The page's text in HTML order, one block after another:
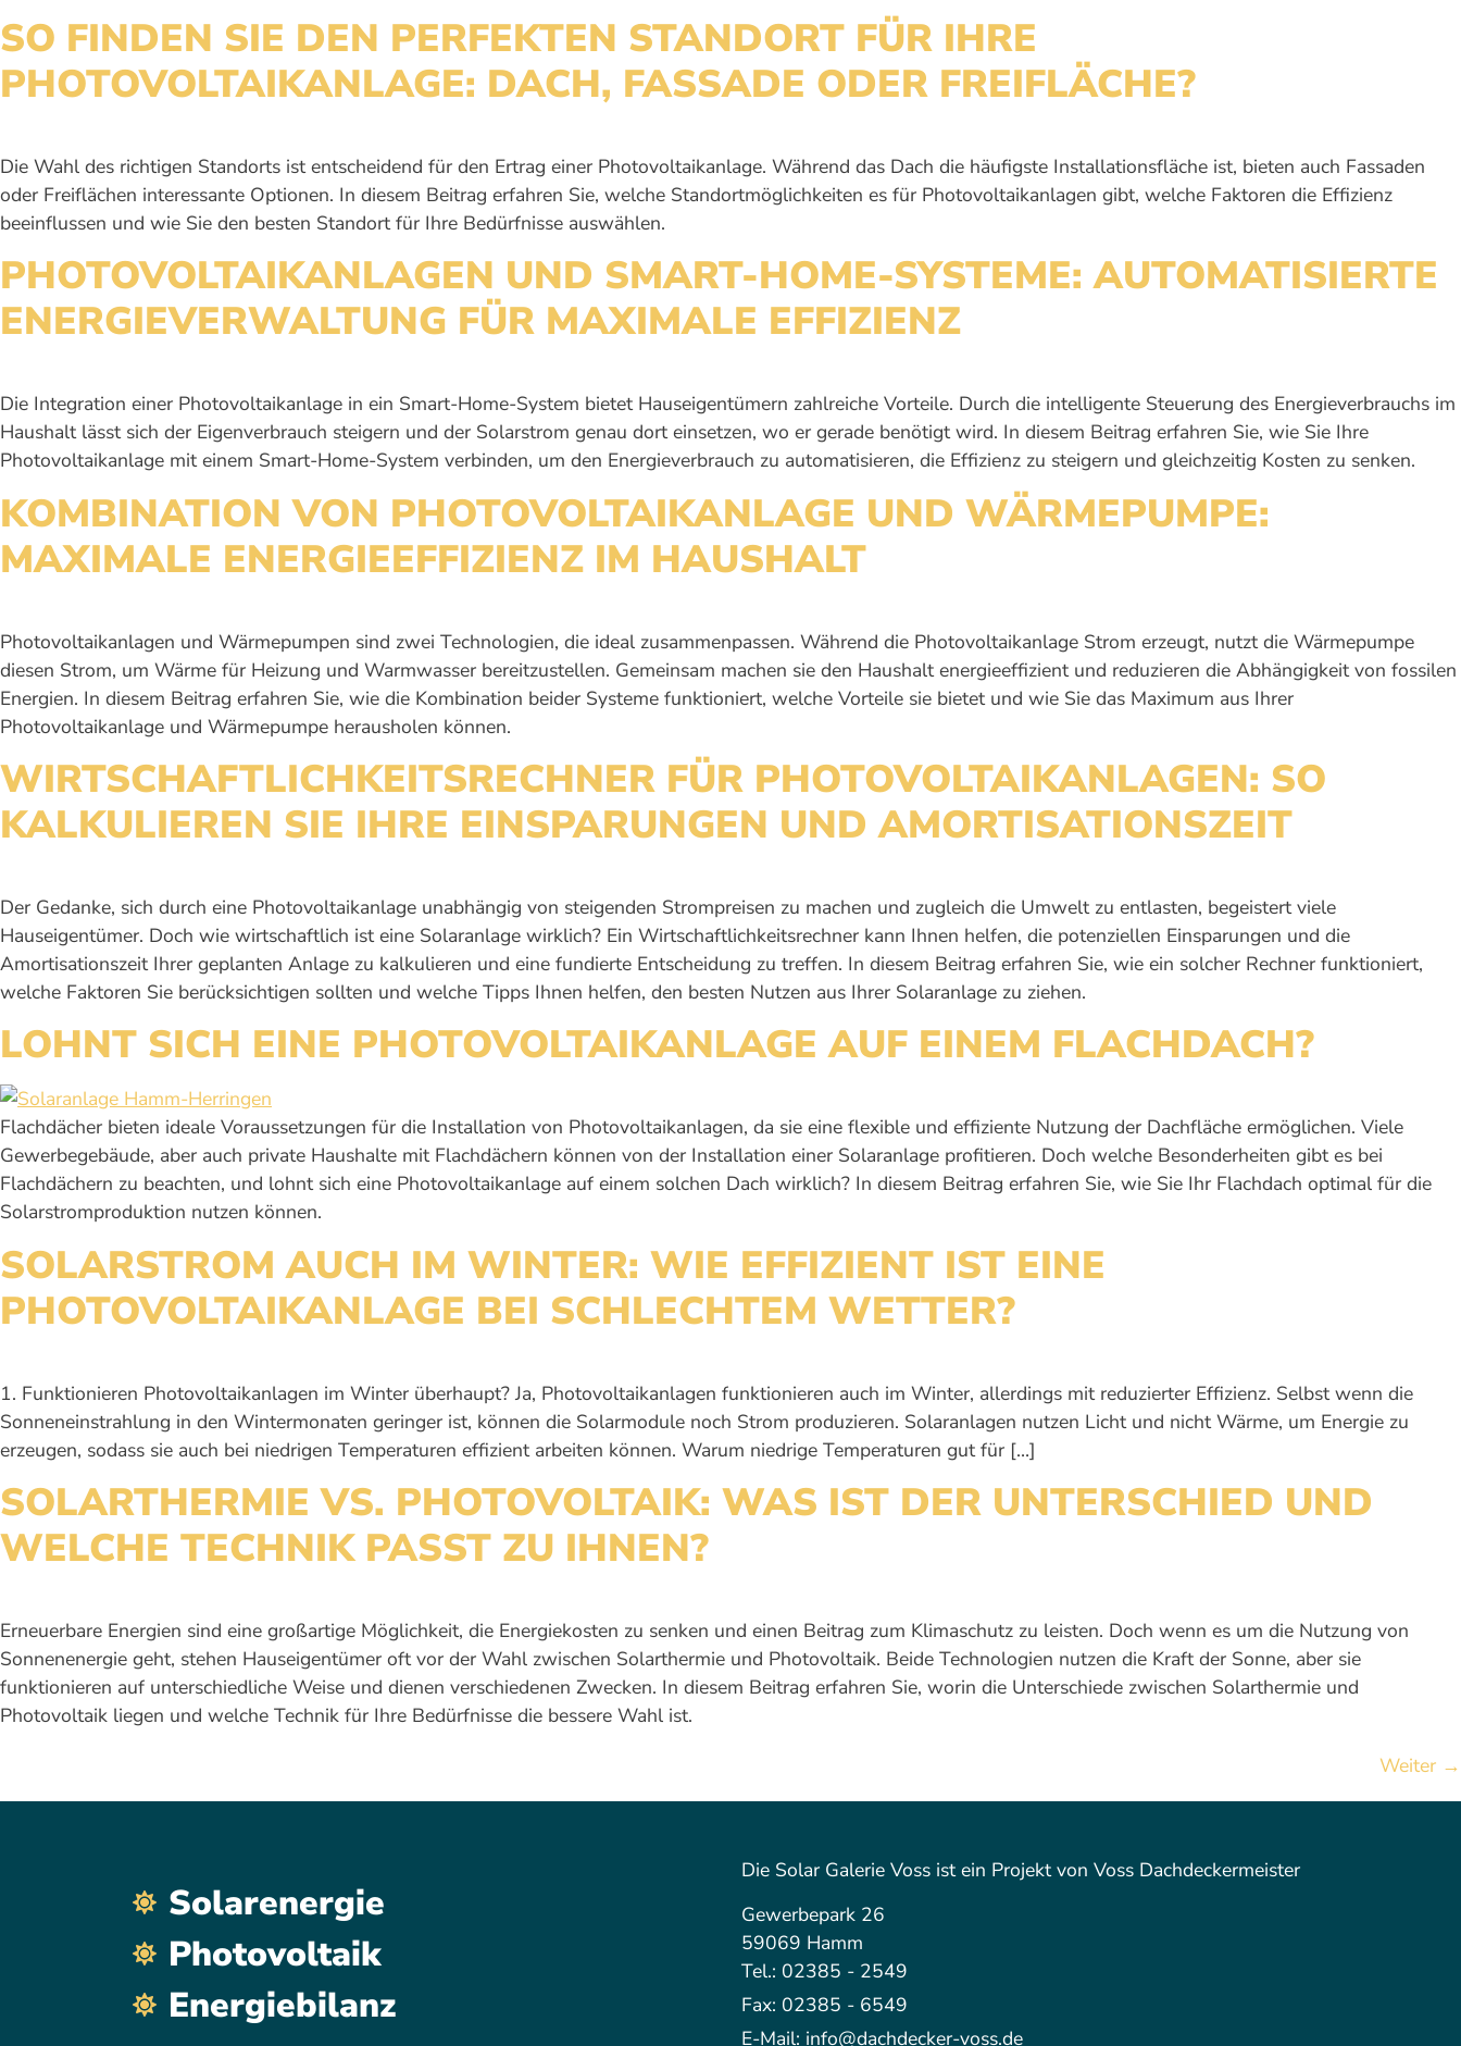
SO FINDEN SIE DEN PERFEKTEN STANDORT FÜR IHRE
PHOTOVOLTAIKANLAGE: DACH, FASSADE ODER FREIFLÄCHE?
Die Wahl des richtigen Standorts ist entscheidend für den Ertrag einer Photovoltaikanlage. Während das Dach die häufigste Installationsfläche ist, bieten auch Fassaden
oder Freiflächen interessante Optionen. In diesem Beitrag erfahren Sie, welche Standortmöglichkeiten es für Photovoltaikanlagen gibt, welche Faktoren die Effizienz
beeinflussen und wie Sie den besten Standort für Ihre Bedürfnisse auswählen.
PHOTOVOLTAIKANLAGEN UND SMART-HOME-SYSTEME: AUTOMATISIERTE
ENERGIEVERWALTUNG FÜR MAXIMALE EFFIZIENZ
Die Integration einer Photovoltaikanlage in ein Smart-Home-System bietet Hauseigentümern zahlreiche Vorteile. Durch die intelligente Steuerung des Energieverbrauchs im
Haushalt lässt sich der Eigenverbrauch steigern und der Solarstrom genau dort einsetzen, wo er gerade benötigt wird. In diesem Beitrag erfahren Sie, wie Sie Ihre
Photovoltaikanlage mit einem Smart-Home-System verbinden, um den Energieverbrauch zu automatisieren, die Effizienz zu steigern und gleichzeitig Kosten zu senken.
KOMBINATION VON PHOTOVOLTAIKANLAGE UND WÄRMEPUMPE:
MAXIMALE ENERGIEEFFIZIENZ IM HAUSHALT
Photovoltaikanlagen und Wärmepumpen sind zwei Technologien, die ideal zusammenpassen. Während die Photovoltaikanlage Strom erzeugt, nutzt die Wärmepumpe
diesen Strom, um Wärme für Heizung und Warmwasser bereitzustellen. Gemeinsam machen sie den Haushalt energieeffizient und reduzieren die Abhängigkeit von fossilen
Energien. In diesem Beitrag erfahren Sie, wie die Kombination beider Systeme funktioniert, welche Vorteile sie bietet und wie Sie das Maximum aus Ihrer
Photovoltaikanlage und Wärmepumpe herausholen können.
WIRTSCHAFTLICHKEITSRECHNER FÜR PHOTOVOLTAIKANLAGEN: SO
KALKULIEREN SIE IHRE EINSPARUNGEN UND AMORTISATIONSZEIT
Der Gedanke, sich durch eine Photovoltaikanlage unabhängig von steigenden Strompreisen zu machen und zugleich die Umwelt zu entlasten, begeistert viele
Hauseigentümer. Doch wie wirtschaftlich ist eine Solaranlage wirklich? Ein Wirtschaftlichkeitsrechner kann Ihnen helfen, die potenziellen Einsparungen und die
Amortisationszeit Ihrer geplanten Anlage zu kalkulieren und eine fundierte Entscheidung zu treffen. In diesem Beitrag erfahren Sie, wie ein solcher Rechner funktioniert,
welche Faktoren Sie berücksichtigen sollten und welche Tipps Ihnen helfen, den besten Nutzen aus Ihrer Solaranlage zu ziehen.
LOHNT SICH EINE PHOTOVOLTAIKANLAGE AUF EINEM FLACHDACH?
Flachdächer bieten ideale Voraussetzungen für die Installation von Photovoltaikanlagen, da sie eine flexible und effiziente Nutzung der Dachfläche ermöglichen. Viele
Gewerbegebäude, aber auch private Haushalte mit Flachdächern können von der Installation einer Solaranlage profitieren. Doch welche Besonderheiten gibt es bei
Flachdächern zu beachten, und lohnt sich eine Photovoltaikanlage auf einem solchen Dach wirklich? In diesem Beitrag erfahren Sie, wie Sie Ihr Flachdach optimal für die
Solarstromproduktion nutzen können.
SOLARSTROM AUCH IM WINTER: WIE EFFIZIENT IST EINE
PHOTOVOLTAIKANLAGE BEI SCHLECHTEM WETTER?
1. Funktionieren Photovoltaikanlagen im Winter überhaupt? Ja, Photovoltaikanlagen funktionieren auch im Winter, allerdings mit reduzierter Effizienz. Selbst wenn die
Sonneneinstrahlung in den Wintermonaten geringer ist, können die Solarmodule noch Strom produzieren. Solaranlagen nutzen Licht und nicht Wärme, um Energie zu
erzeugen, sodass sie auch bei niedrigen Temperaturen effizient arbeiten können. Warum niedrige Temperaturen gut für […]
SOLARTHERMIE VS. PHOTOVOLTAIK: WAS IST DER UNTERSCHIED UND
WELCHE TECHNIK PASST ZU IHNEN?
Erneuerbare Energien sind eine großartige Möglichkeit, die Energiekosten zu senken und einen Beitrag zum Klimaschutz zu leisten. Doch wenn es um die Nutzung von
Sonnenenergie geht, stehen Hauseigentümer oft vor der Wahl zwischen Solarthermie und Photovoltaik. Beide Technologien nutzen die Kraft der Sonne, aber sie
funktionieren auf unterschiedliche Weise und dienen verschiedenen Zwecken. In diesem Beitrag erfahren Sie, worin die Unterschiede zwischen Solarthermie und
Photovoltaik liegen und welche Technik für Ihre Bedürfnisse die bessere Wahl ist.
Weiter →
Solarenergie
Photovoltaik
Energiebilanz
Die Solar Galerie Voss ist ein Projekt von Voss Dachdeckermeister
Gewerbepark 26
59069 Hamm
Tel.: 02385 - 2549
Fax: 02385 - 6549
E-Mail: info@dachdecker-voss.de